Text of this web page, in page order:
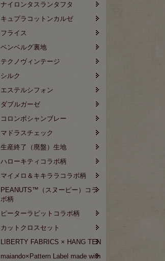
ナイロンタスランタフタ
キュプラコットンカルゼ
フライス
ベンベルグ裏地
テクノヴィンテージ
シルク
エステルシフォン
ダブルガーゼ
コロンボシャンブレー
マドラスチェック
生産終了（廃盤）生地
ハローキティコラボ柄
マイメロ＆キキララコラボ柄
PEANUTS™（スヌーピー）コラ
ボ柄
ピーターラビットコラボ柄
カットクロスセット
LIBERTY FABRICS × HANG TEN
maiando×Pattern Label made with